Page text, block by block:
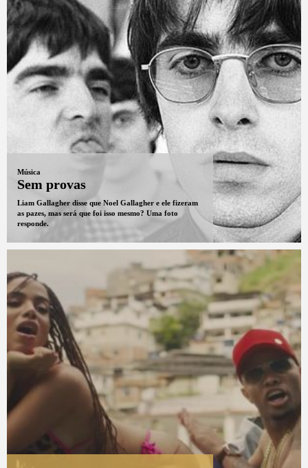
Música
Sem provas
Liam Gallagher disse que Noel Gallagher e ele fizeram
as pazes, mas será que foi isso mesmo? Uma foto
responde.